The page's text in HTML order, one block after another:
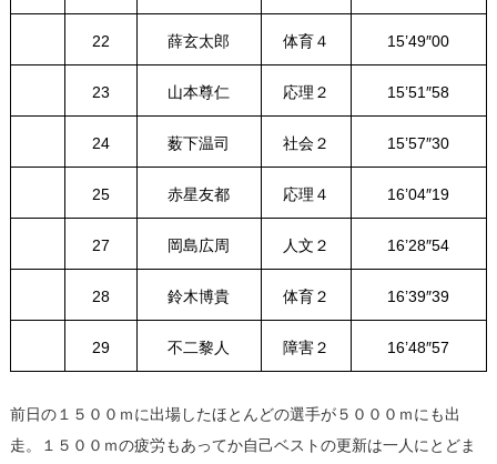
22 薛玄太郎 体育４ 15’49″00
23 山本尊仁 応理２ 15’51″58
24 薮下温司 社会２ 15’57″30
25 赤星友都 応理４ 16’04″19
27 岡島広周 人文２ 16’28″54
28 鈴木博貴 体育２ 16’39″39
29 不二黎人 障害２ 16’48″57
前日の１５００ｍに出場したほとんどの選手が５０００ｍにも出
走。１５００ｍの疲労もあってか自己ベストの更新は一人にとどま